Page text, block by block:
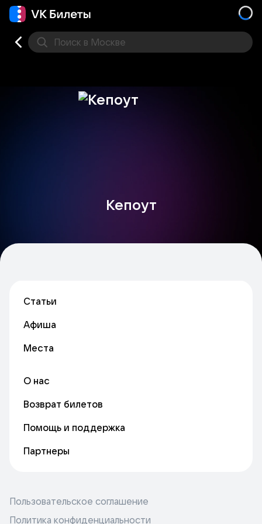
Поиск в Москве
Кепоут
Статьи
Афиша
Места
О нас
Возврат билетов
Помощь и поддержка
Партнеры
Пользовательское соглашение
Политика конфиденциальности